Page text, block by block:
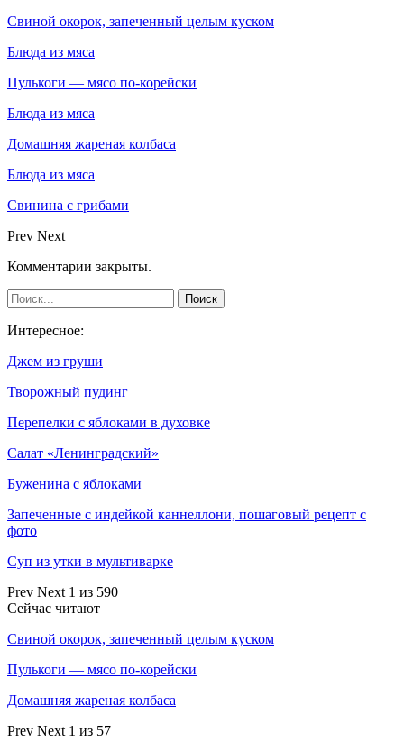
Свиной окорок, запеченный целым куском
Блюда из мяса
Пулькоги — мясо по-корейски
Блюда из мяса
Домашняя жареная колбаса
Блюда из мяса
Свинина с грибами
Prev Next
Комментарии закрыты.
Интересное:
Джем из груши
Творожный пудинг
Перепелки с яблоками в духовке
Салат «Ленинградский»
Буженина с яблоками
Запеченные с индейкой каннеллони, пошаговый рецепт с
фото
Суп из утки в мультиварке
Prev Next 1 из 590
Сейчас читают
Свиной окорок, запеченный целым куском
Пулькоги — мясо по-корейски
Домашняя жареная колбаса
Prev Next 1 из 57